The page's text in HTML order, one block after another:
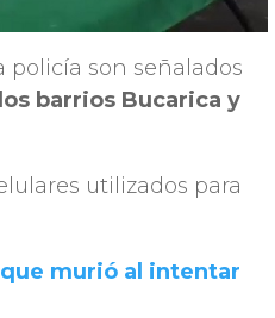
policía son señalados
barrios Bucarica y
utilizados para
murió al intentar